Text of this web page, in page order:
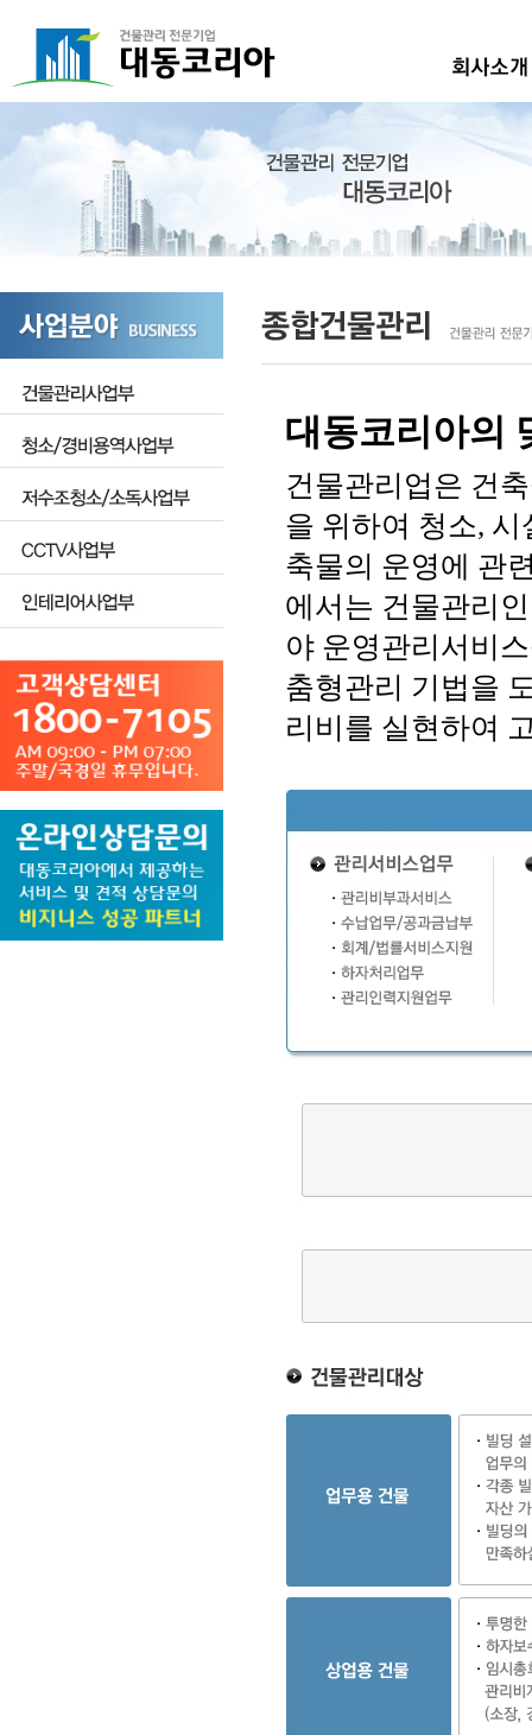
대동코리아의
건물관리업은 건
을 위하여 청소,
축물의 운영에 관
에서는 건물관리
야 운영관리서비
춤형관리 기법을
리비를 실현하여